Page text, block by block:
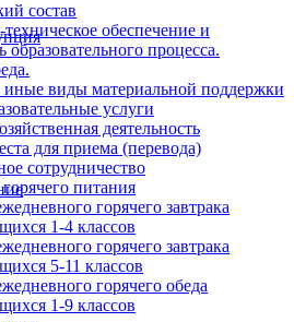
состав
обеспечение и
образовательного процесса.
виды материальной поддержки
услуги
деятельность
для приема (перевода)
сотрудничество
питания
горячего завтрака
1-4 классов
горячего завтрака
5-11 классов
горячего обеда
1-9 классов